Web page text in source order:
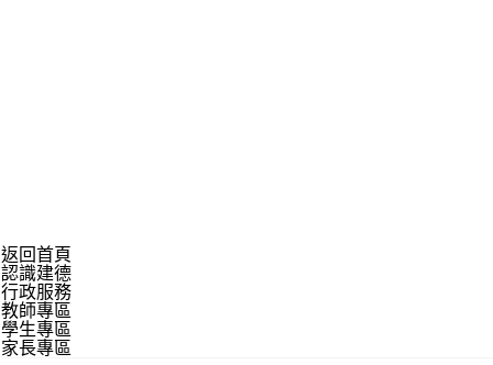
返回首頁
認識建德
行政服務
教師專區
學生專區
家長專區